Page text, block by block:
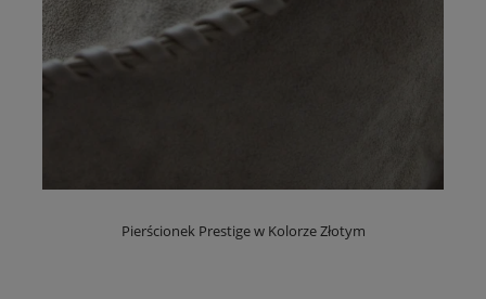
Pierścionek Prestige w Kolorze Złotym